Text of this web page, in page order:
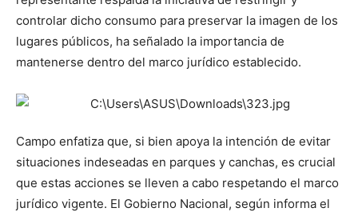
controlar dicho consumo para preservar la imagen de los
lugares públicos, ha señalado la importancia de
mantenerse dentro del marco jurídico establecido.
Campo enfatiza que, si bien apoya la intención de evitar
situaciones indeseadas en parques y canchas, es crucial
que estas acciones se lleven a cabo respetando el marco
jurídico vigente. El Gobierno Nacional, según informa el